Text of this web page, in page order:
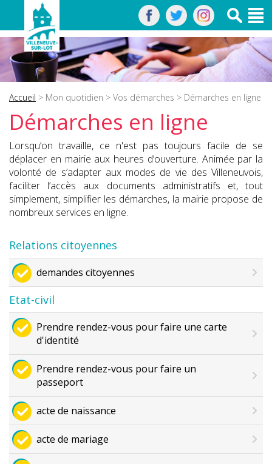
Accueil > Mon quotidien > Vos démarches > Démarches en ligne
Démarches en ligne
Lorsqu’on travaille, ce n'est pas toujours facile de se
déplacer en mairie aux heures d’ouverture. Animée par la
volonté de s’adapter aux modes de vie des Villeneuvois,
faciliter l’accès aux documents administratifs et, tout
simplement, simplifier les démarches, la mairie propose de
nombreux services en ligne.
Relations citoyennes
demandes citoyennes
Etat-civil
Prendre rendez-vous pour faire une carte
d'identité
Prendre rendez-vous pour faire un
passeport
acte de naissance
acte de mariage